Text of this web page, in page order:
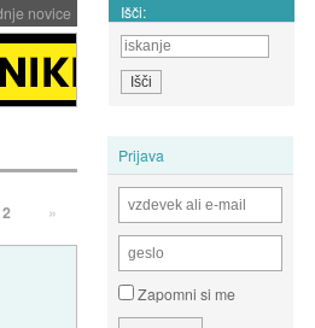
novice Išči:
Prijava
Zapomni si me
2 »